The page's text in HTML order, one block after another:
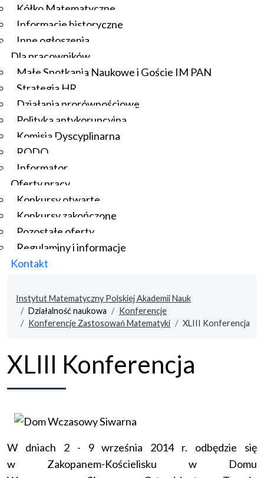
Kółko Matematyczne
Informacje historyczne
Inne ogłoszenia
Dla pracowników
Małe Spotkania Naukowe i Goście IM PAN
Strategia HR
Działania prorównościowe
Polityka antykorupcyjna
Komisja Dyscyplinarna
RODO
Informator
Oferty pracy
Konkursy otwarte
Konkursy zakończone
Pozostałe oferty
Regulaminy i informacje
Kontakt
Instytut Matematyczny Polskiej Akademii Nauk
Działalność naukowa
Konferencje
Konferencje Zastosowań Matematyki
XLIII Konferencja
XLIII Konferencja
W dniach 2 - 9 września 2014 r. odbędzie się
w Zakopanem-Kościelisku w Domu